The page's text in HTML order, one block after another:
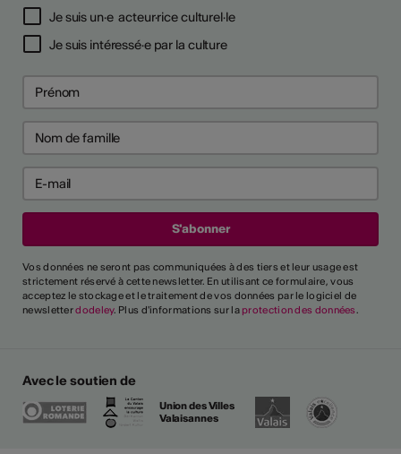
Je suis un·e acteur·rice culturel·le
Je suis intéressé·e par la culture
Vos données ne seront pas communiquées à des tiers et leur usage est
strictement réservé à cette newsletter. En utilisant ce formulaire, vous
acceptez le stockage et le traitement de vos données par le logiciel de
newsletterdodeley. Plus d'informations sur la protection des données.
Avec le soutien de
Union des Villes
Valaisannes